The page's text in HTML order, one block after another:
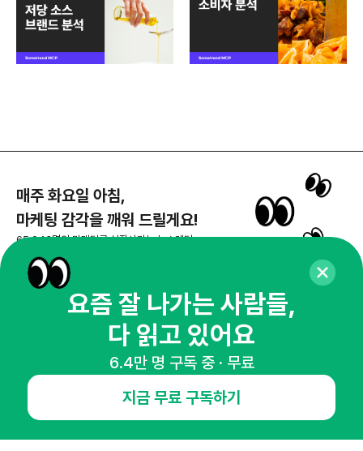
매주 화요일 아침,
마케팅 감각을 깨워 드릴게요!
65,043명의 마케터를 성장시키는 뉴스레터
뉴스레터 구독하기
공지사항 제휴문의
인사이터 신청
뉴스레터
광고안내
요즘 잘 나가는 사람들,
다 읽고 있어요
6.4만 명 구독 중 · 무료
지금 무료 구독하기